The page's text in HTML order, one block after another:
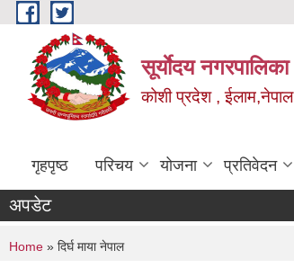
Skip to main content
सूर्याेदय नगरपालिका
कोशी प्रदेश , ईलाम,नेपाल
गृहपृष्ठ परिचय योजना प्रतिवेदन
अपडेट
You are here
Home » दिर्घ माया नेपाल